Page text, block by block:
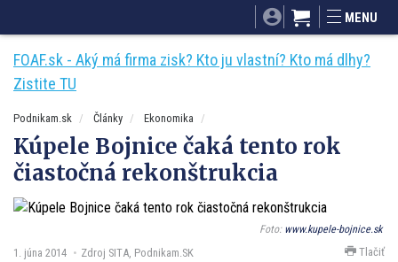
Mnamky-recepty.sk
MENU
FOAF.sk - Aký má firma zisk? Kto ju vlastní? Kto má dlhy?
Zistite TU
Podnikam.sk Články Ekonomika
Kúpele Bojnice čaká tento rok
čiastočná rekonštrukcia
Foto: www.kupele-bojnice.sk
1. júna 2014 Zdroj SITA, Podnikam.SK Tlačiť